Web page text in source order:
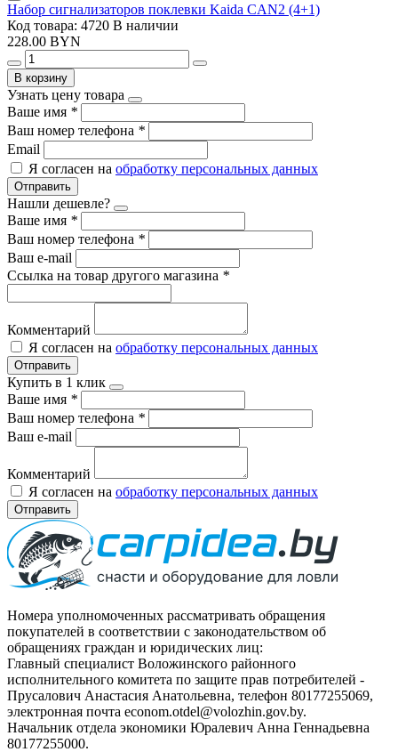
Набор сигнализаторов поклевки Kaida CAN2 (4+1)
Код товара: 4720 В наличии
228.00 BYN
В корзину
Узнать цену товара
Ваше имя *
Ваш номер телефона *
Email
Я согласен на обработку персональных данных
Отправить
Нашли дешевле?
Ваше имя *
Ваш номер телефона *
Ваш e-mail
Ссылка на товар другого магазина *
Комментарий
Я согласен на обработку персональных данных
Отправить
Купить в 1 клик
Ваше имя *
Ваш номер телефона *
Ваш e-mail
Комментарий
Я согласен на обработку персональных данных
Отправить
Номера уполномоченных рассматривать обращения
покупателей в соответствии с законодательством об
обращениях граждан и юридических лиц:
Главный специалист Воложинского районного
исполнительного комитета по защите прав потребителей -
Прусалович Анастасия Анатольевна, телефон 80177255069,
электронная почта econom.otdel@volozhin.gov.by.
Начальник отдела экономики Юралевич Анна Геннадьевна
80177255000.